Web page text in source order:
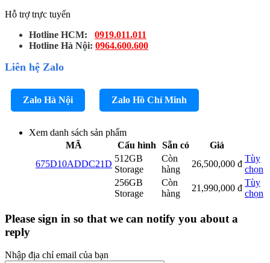
Hỗ trợ trực tuyến
Hotline HCM: 0919.011.011
Hotline Hà Nội: 0964.600.600
Liên hệ Zalo
Zalo Hà Nội Zalo Hồ Chí Minh
Xem danh sách sản phẩm
MÃ
Cấu hình Sẵn có
Giá
675D10ADDC21D
512GB
Storage
Còn
hàng
26,500,000 đ
Tùy
chọn
256GB
Storage
Còn
hàng
21,990,000 đ
Tùy
chọn
Please sign in so that we can notify you about a
reply
Nhập địa chỉ email của bạn